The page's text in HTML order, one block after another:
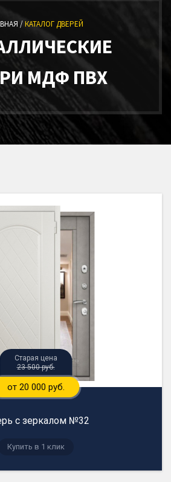
/КАТАЛОГ ДВЕРЕЙ
МДФ ПВХ
23 500 руб.
от 20 000 руб.
с зеркалом №32
Купить в 1 клик